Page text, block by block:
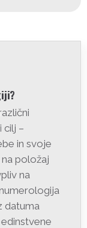
cilj –
in svoje
položaj
na
datuma